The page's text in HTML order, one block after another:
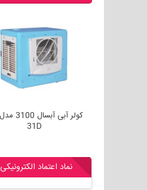
31D
نماد اعتماد الکترونیکی